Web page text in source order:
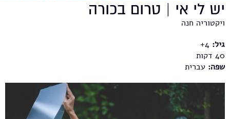
יש לי אי | טרום בכורה
ויקטוריה חנה
גיל: 4+
40
שפה: עברית